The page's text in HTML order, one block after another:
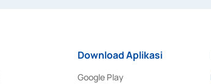
Download Aplikasi
Google Play